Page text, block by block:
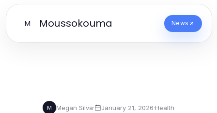
M Moussokouma News
M Megan Silva· January 21, 2026·Health